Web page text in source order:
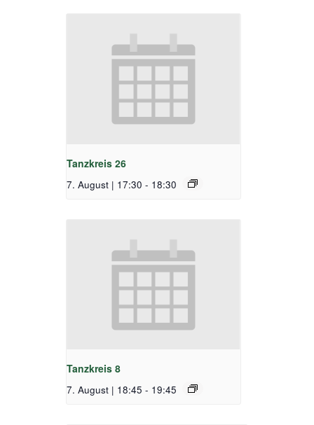
Tanzkreis 26
7. August | 17:30 - 18:30
Tanzkreis 8
7. August | 18:45 - 19:45